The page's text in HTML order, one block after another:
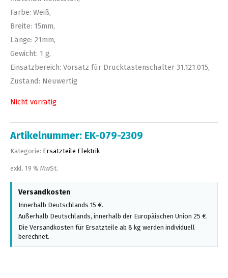
Farbe: Weiß,
Breite: 15mm,
Länge: 21mm,
Gewicht: 1 g,
Einsatzbereich: Vorsatz für Drucktastenschalter 31.121.015,
Zustand: Neuwertig
Nicht vorrätig
Artikelnummer: EK-079-2309
Kategorie: Ersatzteile Elektrik
exkl. 19 % MwSt.
Versandkosten
Innerhalb Deutschlands 15 €.
Außerhalb Deutschlands, innerhalb der Europäischen Union 25 €.
Die Versandkosten für Ersatzteile ab 8 kg werden individuell
berechnet.